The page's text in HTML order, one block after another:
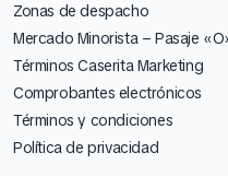
Zonas de despacho
Mercado Minorista – Pasaje
Términos Caserita Marketing
Comprobantes electrónicos
Términos y condiciones
Política de privacidad